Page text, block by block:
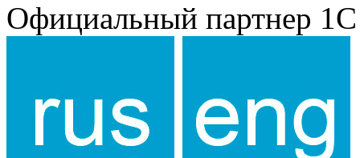
Официальный партнер 1С